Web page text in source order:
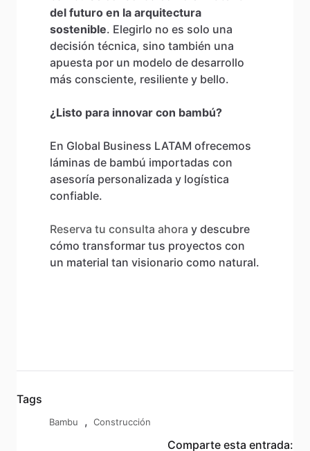
del futuro en la arquitectura
sostenible. Elegirlo no es solo una
decisión técnica, sino también una
apuesta por un modelo de desarrollo
más consciente, resiliente y bello.
¿Listo para innovar con bambú?
En Global Business LATAM ofrecemos
láminas de bambú importadas con
asesoría personalizada y logística
confiable.
Reserva tu consulta ahora y descubre
cómo transformar tus proyectos con
un material tan visionario como natural.
Tags
Bambu , Construcción
Comparte esta entrada: